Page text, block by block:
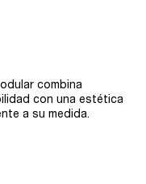
combina
con una estética
a su medida.